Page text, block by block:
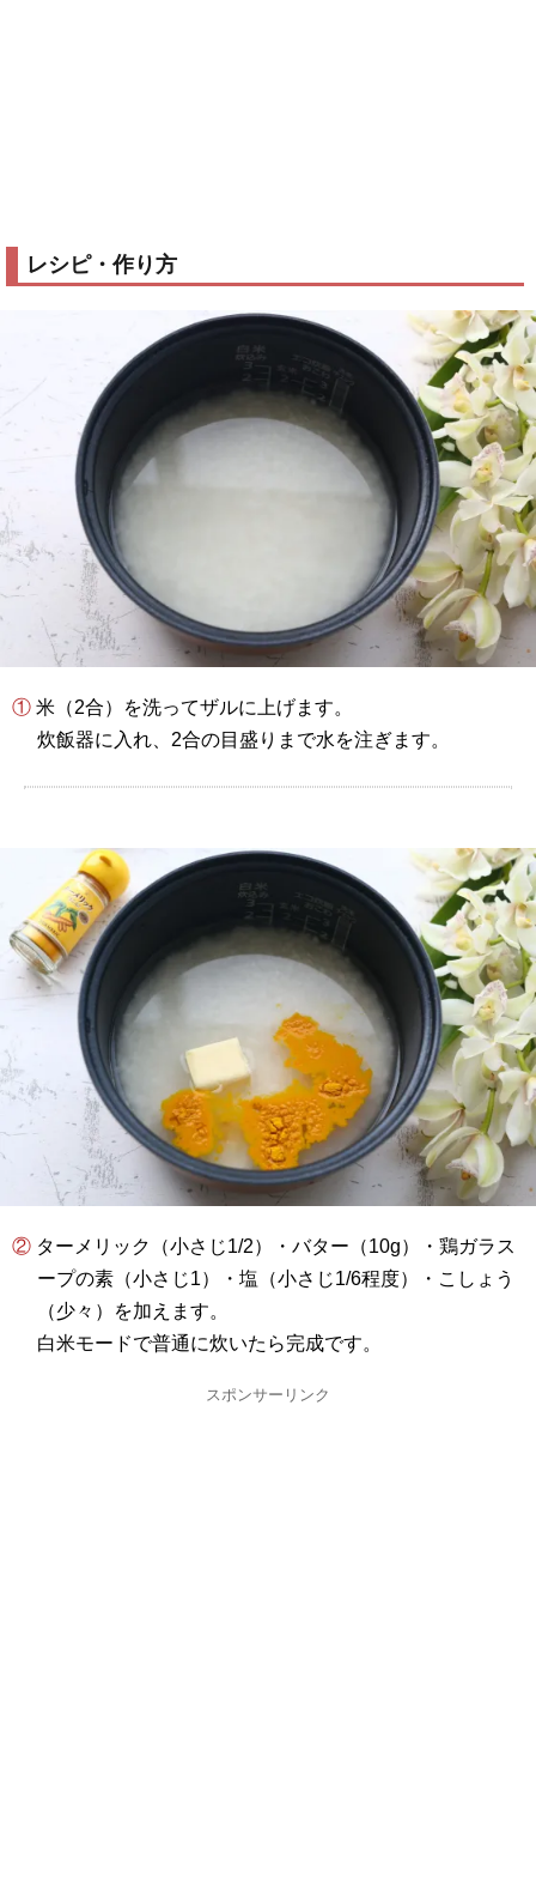
レシピ・作り方
① 米（2合）を洗ってザルに上げます。
炊飯器に入れ、2合の目盛りまで水を注ぎます。
② ターメリック（小さじ1/2）・バター（10g）・鶏ガラス
ープの素（小さじ1）・塩（小さじ1/6程度）・こしょう
（少々）を加えます。
白米モードで普通に炊いたら完成です。
スポンサーリンク